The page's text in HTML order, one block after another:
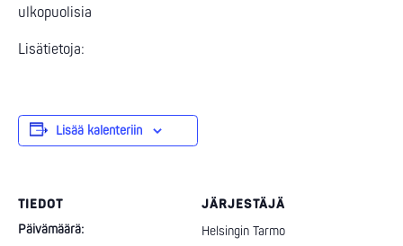
ulkopuolisia
Lisätietoja:
Lisää kalenteriin
TIEDOT
Päivämäärä:
JÄRJESTÄJÄ
Helsingin Tarmo